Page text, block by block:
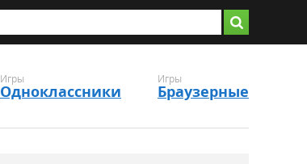
Игры
Одноклассники
Игры
Браузерные